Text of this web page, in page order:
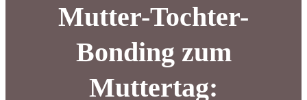
Mutter-Tochter-
Bonding zum
Muttertag: